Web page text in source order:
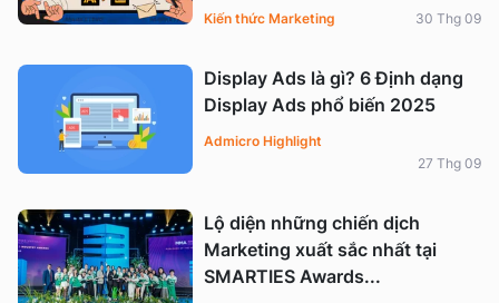
Kiến thức Marketing 30 Thg 09
Display Ads là gì? 6 Định dạng
Display Ads phổ biến 2025
Admicro Highlight
27 Thg 09
Lộ diện những chiến dịch
Marketing xuất sắc nhất tại
SMARTIES Awards...